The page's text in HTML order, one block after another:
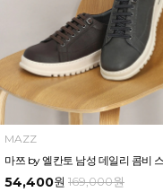
MAZZ
54,400원 169,000원